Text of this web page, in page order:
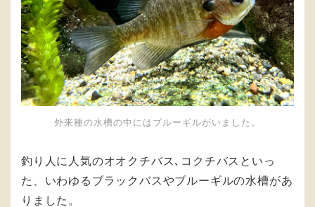
外来種の水槽の中にはブルーギルがいました。
釣り人に人気のオオクチバス､コクチバスといっ
た、いわゆるブラックバスやブルーギルの水槽があ
りました。